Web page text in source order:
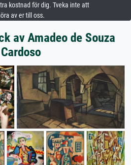
kostnad för dig. Tveka inte att
av er till oss.
av Amadeo de Souza
Cardoso